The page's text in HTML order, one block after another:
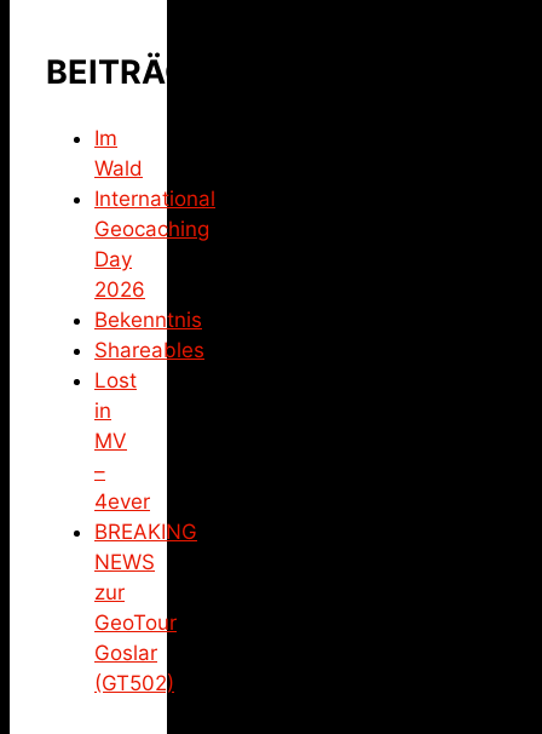
BEITRÄGE
Im
Wald
International
Geocaching
Day
2026
Bekenntnis
Shareables
Lost
in
MV
–
4ever
BREAKING
NEWS
zur
GeoTour
Goslar
(GT502)